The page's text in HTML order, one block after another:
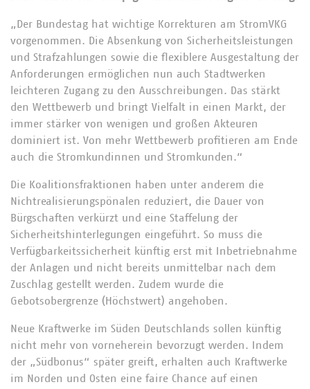
„Der Bundestag hat wichtige Korrekturen am StromVKG
vorgenommen. Die Absenkung von Sicherheitsleistungen
und Strafzahlungen sowie die flexiblere Ausgestaltung der
Anforderungen ermöglichen nun auch Stadtwerken
leichteren Zugang zu den Ausschreibungen. Das stärkt
den Wettbewerb und bringt Vielfalt in einen Markt, der
immer stärker von wenigen und großen Akteuren
dominiert ist. Von mehr Wettbewerb profitieren am Ende
auch die Stromkundinnen und Stromkunden.“
Die Koalitionsfraktionen haben unter anderem die
Nichtrealisierungspönalen reduziert, die Dauer von
Bürgschaften verkürzt und eine Staffelung der
Sicherheitshinterlegungen eingeführt. So muss die
Verfügbarkeitssicherheit künftig erst mit Inbetriebnahme
der Anlagen und nicht bereits unmittelbar nach dem
Zuschlag gestellt werden. Zudem wurde die
Gebotsobergrenze (Höchstwert) angehoben.
Neue Kraftwerke im Süden Deutschlands sollen künftig
nicht mehr von vorneherein bevorzugt werden. Indem
der „Südbonus“ später greift, erhalten auch Kraftwerke
im Norden und Osten eine faire Chance auf einen